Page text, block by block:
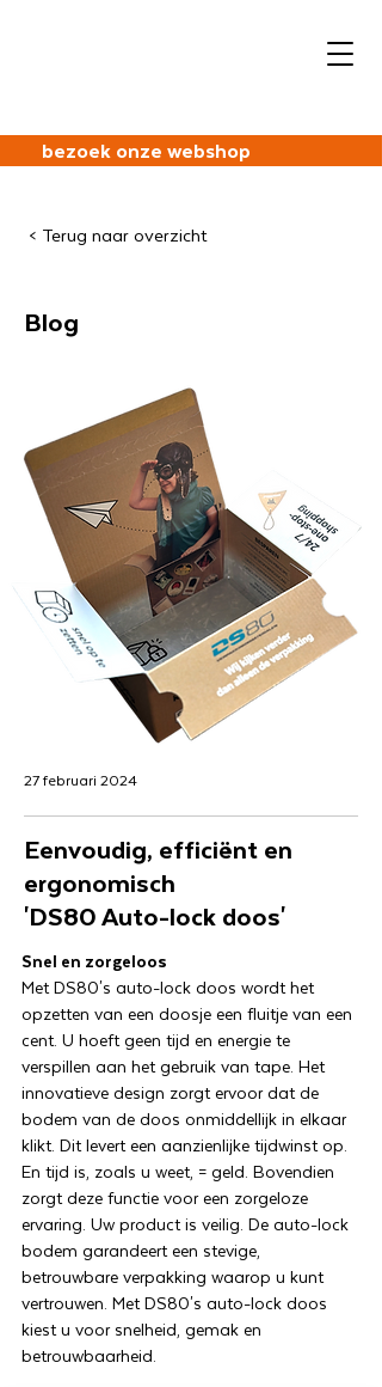
bezoek onze webshop
< Terug naar overzicht
Blog
27 februari 2024
Eenvoudig, efficiënt en
ergonomisch
'DS80 Auto-lock doos'
Snel en zorgeloos
Met DS80's auto-lock doos wordt het
opzetten van een doosje een fluitje van een
cent. U hoeft geen tijd en energie te
verspillen aan het gebruik van tape. Het
innovatieve design zorgt ervoor dat de
bodem van de doos onmiddellijk in elkaar
klikt. Dit levert een aanzienlijke tijdwinst op.
En tijd is, zoals u weet, = geld. Bovendien
zorgt deze functie voor een zorgeloze
ervaring. Uw product is veilig. De auto-lock
bodem garandeert een stevige,
betrouwbare verpakking waarop u kunt
vertrouwen. Met DS80's auto-lock doos
kiest u voor snelheid, gemak en
betrouwbaarheid.